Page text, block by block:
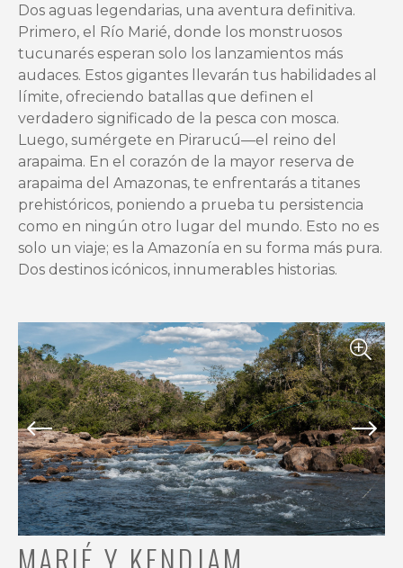
una
experiencia
única
en
Brasil
para
los
pescadores
que
buscan
aventura
y
autenticidad.
de
la
belleza
virgen
de
Brasil,
con
una
logística
perfecta,
comodidad
y
Dos aguas legendarias, una aventura definitiva.
Primero, el Río Marié, donde los monstruosos
tucunarés esperan solo los lanzamientos más
audaces. Estos gigantes llevarán tus habilidades al
límite, ofreciendo batallas que definen el
verdadero significado de la pesca con mosca.
Luego, sumérgete en Pirarucú—el reino del
arapaima. En el corazón de la mayor reserva de
arapaima del Amazonas, te enfrentarás a titanes
prehistóricos, poniendo a prueba tu persistencia
como en ningún otro lugar del mundo. Esto no es
solo un viaje; es la Amazonía en su forma más pura.
Dos destinos icónicos, innumerables historias.